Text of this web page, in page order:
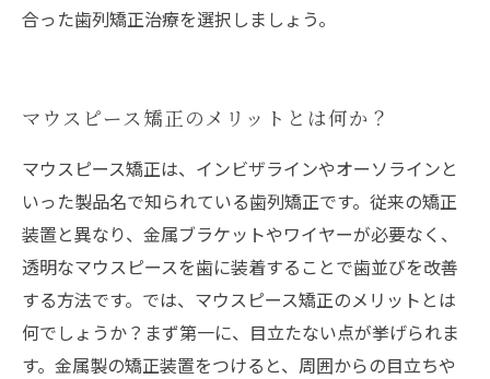
合った歯列矯正治療を選択しましょう。
マウスピース矯正のメリットとは何か？
マウスピース矯正は、インビザラインやオーソラインと
いった製品名で知られている歯列矯正です。従来の矯正
装置と異なり、金属ブラケットやワイヤーが必要なく、
透明なマウスピースを歯に装着することで歯並びを改善
する方法です。では、マウスピース矯正のメリットとは
何でしょうか？まず第一に、目立たない点が挙げられま
す。金属製の矯正装置をつけると、周囲からの目立ちや